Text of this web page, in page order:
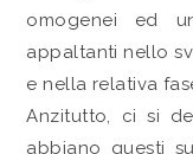
omogenei ed
appaltanti nello
e nella relativa
Anzitutto, ci si
abbiano questi